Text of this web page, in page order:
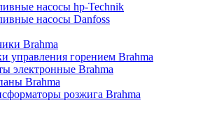
насосы hp-Technik
насосы Danfoss
Brahma
управления горением Brahma
электронные Brahma
Brahma
розжига Brahma